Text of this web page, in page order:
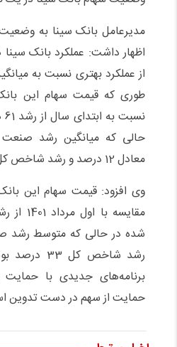
مدیرعامل بانک سینا به
‌اظهار داشت: عملکرد بانک سینا
از عملکرد بهتری نسبت به
طوری که قیمت سهام این
حالی که میانگین رشد
معادل 12 درصد و رشد شاخص کل 43 درصد بوده است.
رشد شاخص
برنامه‌های جدیدی با
حمایت از سهم در دست تدوین